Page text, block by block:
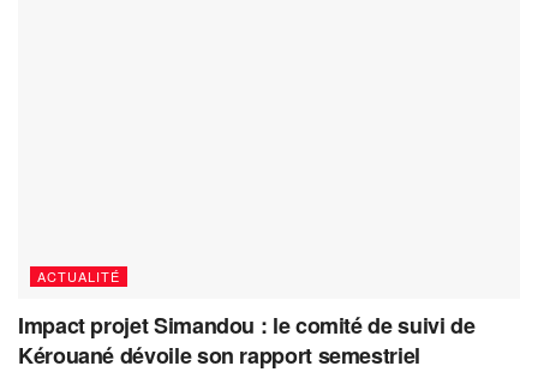
ACTUALITÉ
Impact projet Simandou : le comité de suivi de
Kérouané dévoile son rapport semestriel